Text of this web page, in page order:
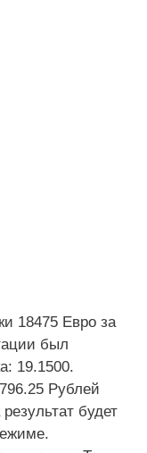
18475 Евро за
был
19.1500.
Рублей
будет